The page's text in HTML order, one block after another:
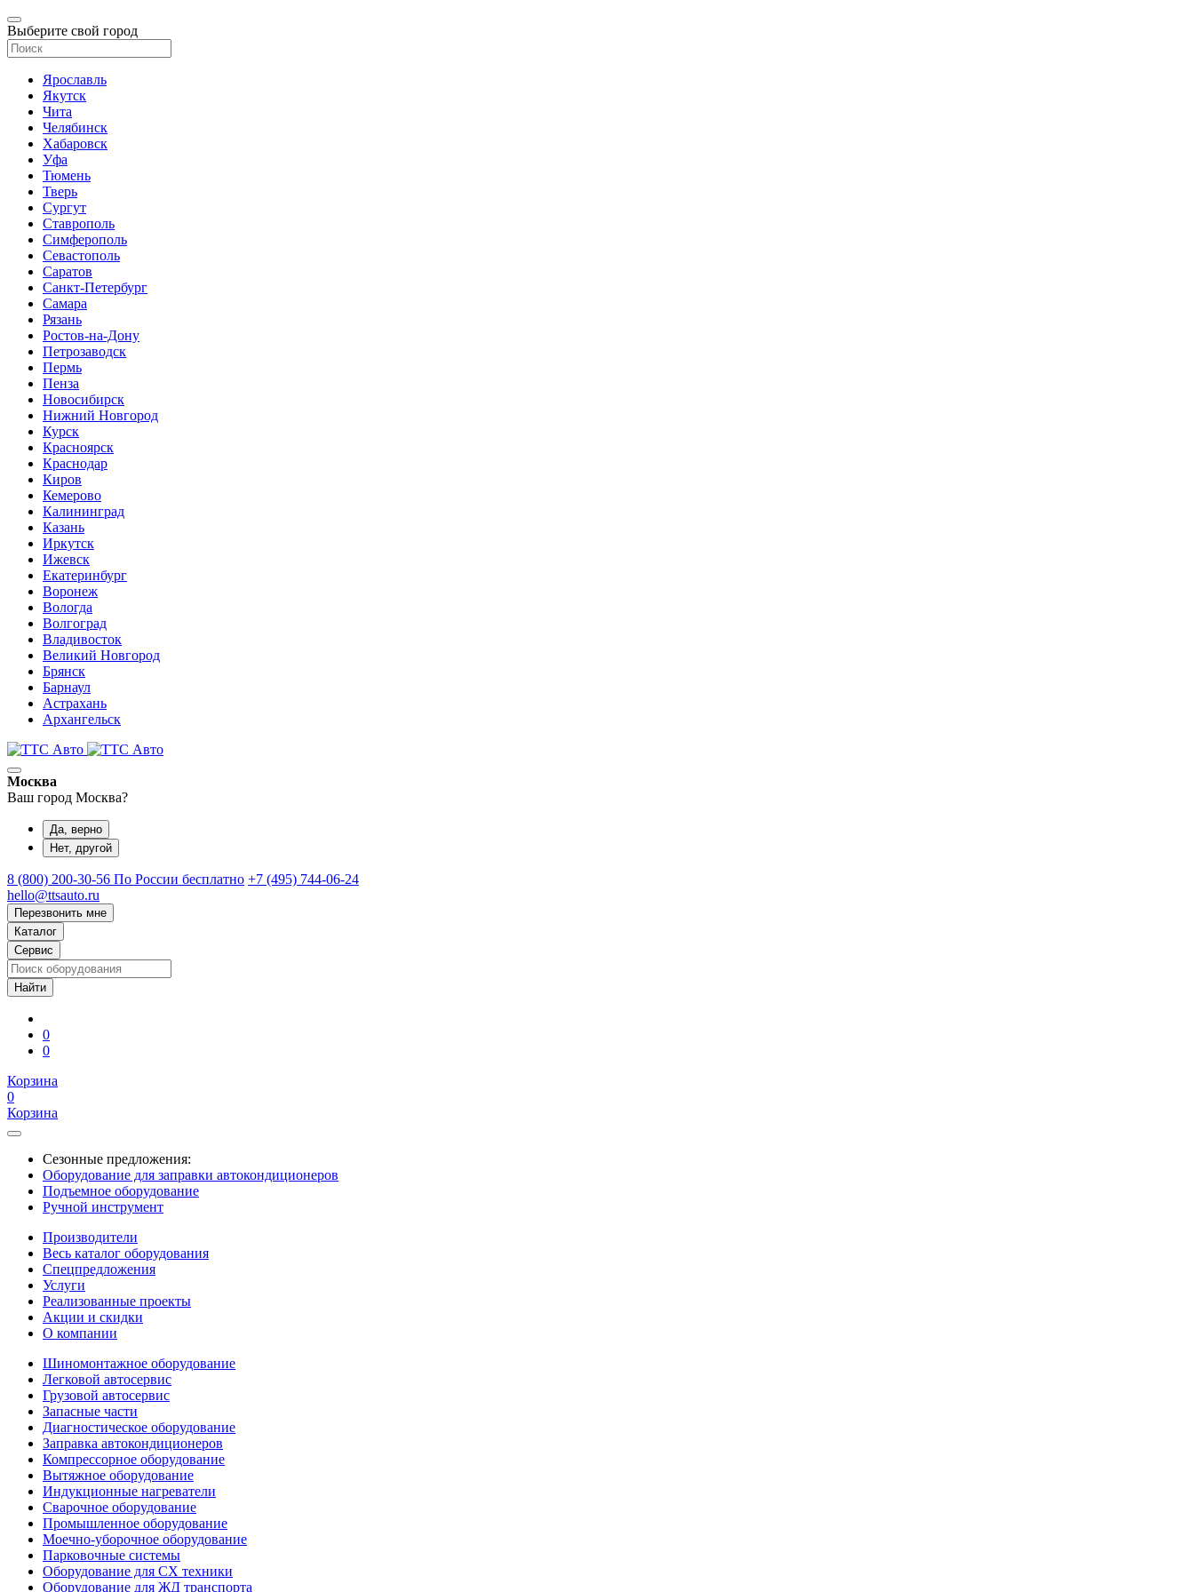
Выберите свой город
Ярославль
Якутск
Чита
Челябинск
Хабаровск
Уфа
Тюмень
Тверь
Сургут
Ставрополь
Симферополь
Севастополь
Саратов
Санкт-Петербург
Самара
Рязань
Ростов-на-Дону
Петрозаводск
Пермь
Пенза
Новосибирск
Нижний Новгород
Курск
Красноярск
Краснодар
Киров
Кемерово
Калининград
Казань
Иркутск
Ижевск
Екатеринбург
Воронеж
Вологда
Волгоград
Владивосток
Великий Новгород
Брянск
Барнаул
Астрахань
Архангельск
Москва
Ваш город Москва?
Да, верно
Нет, другой
8 (800) 200-30-56 По России бесплатно +7 (495) 744-06-24
hello@ttsauto.ru
Перезвонить мне
Каталог
Сервис
0
0
Корзина
0
Корзина
Сезонные предложения:
Оборудование для заправки автокондиционеров
Подъемное оборудование
Ручной инструмент
Производители
Весь каталог оборудования
Спецпредложения
Услуги
Реализованные проекты
Акции и скидки
О компании
Шиномонтажное оборудование
Легковой автосервис
Грузовой автосервис
Запасные части
Диагностическое оборудование
Заправка автокондиционеров
Компрессорное оборудование
Вытяжное оборудование
Индукционные нагреватели
Сварочное оборудование
Промышленное оборудование
Моечно-уборочное оборудование
Парковочные системы
Оборудование для СХ техники
Оборудование для ЖД транспорта